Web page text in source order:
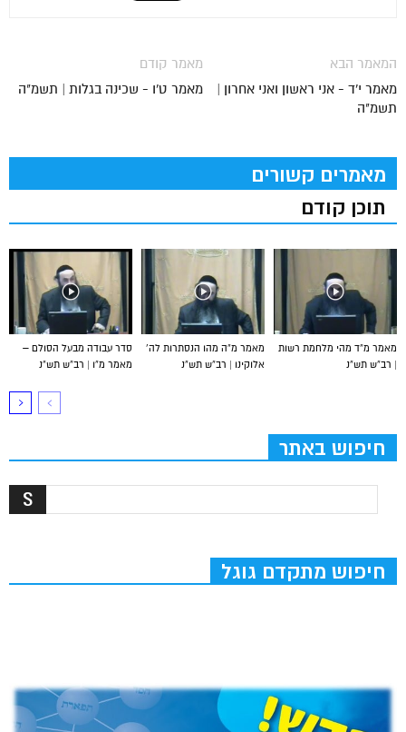
מאמר קודם
מאמר ט'ו - שכינה בגלות | תשמ"ה
המאמר הבא
מאמר י'ד - אני ראשון ואני אחרון |
תשמ"ה
מאמרים קשורים
תוכן קודם
סדר עבודה מבעל הסולם –
מאמר מ”ו | רב”ש תש”נ
מאמר מ”ה מהו הנסתרות לה’
אלוקינו | רב”ש תש”נ
מאמר מ”ד מהי מלחמת רשות
| רב”ש תש”נ
חיפוש באתר
חיפוש מתקדם גוגל